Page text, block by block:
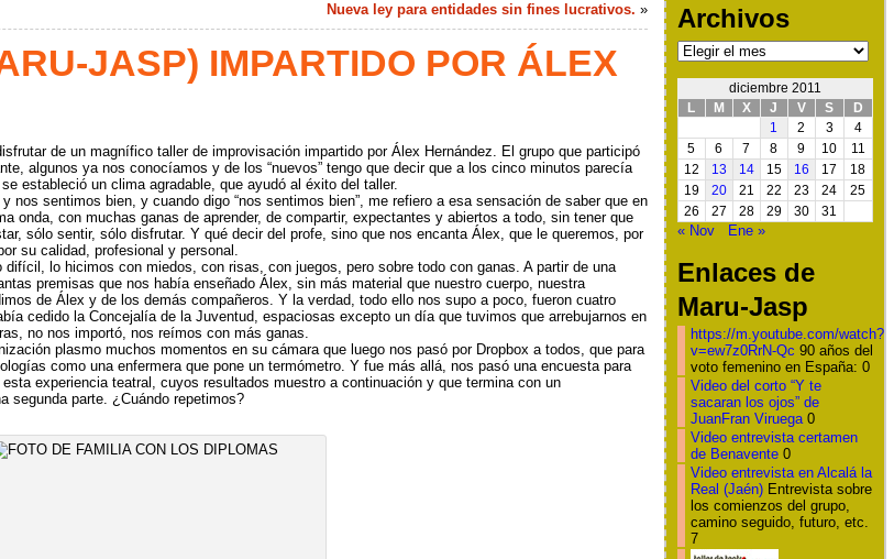
Nueva ley para entidades sin fines lucrativos. »
JASP) IMPARTIDO POR ÁLEX
de un magnífico taller de improvisación impartido por Álex Hernández. El grupo que participó
algunos ya nos conocíamos y de los “nuevos” tengo que decir que a los cinco minutos parecía
estableció un clima agradable, que ayudó al éxito del taller.
nos sentimos bien, y cuando digo “nos sentimos bien”, me refiero a esa sensación de saber que en
onda, con muchas ganas de aprender, de compartir, expectantes y abiertos a todo, sin tener que
sólo sentir, sólo disfrutar. Y qué decir del profe, sino que nos encanta Álex, que le queremos, por
su calidad, profesional y personal.
lo hicimos con miedos, con risas, con juegos, pero sobre todo con ganas. A partir de una
premisas que nos había enseñado Álex, sin más material que nuestro cuerpo, nuestra
de Álex y de los demás compañeros. Y la verdad, todo ello nos supo a poco, fueron cuatro
cedido la Concejalía de la Juventud, espaciosas excepto un día que tuvimos que arrebujarnos en
no nos importó, nos reímos con más ganas.
plasmo muchos momentos en su cámara que luego nos pasó por Dropbox a todos, que para
como una enfermera que pone un termómetro. Y fue más allá, nos pasó una encuesta para
experiencia teatral, cuyos resultados muestro a continuación y que termina con un
segunda parte. ¿Cuándo repetimos?
Archivos
Archivos
diciembre 2011
L
M X J V S
D
1
2 3
4
5
6 7 8 9 10
11
12
13 14 15 16 17
18
19
20 21 22 23 24
25
26
27 28 29 30 31
« Nov Ene »
Enlaces de
Maru-Jasp
https://m.youtube.com/watch?
v=ew7z0RrN-Qc 90 años del
voto femenino en España: 0
Video del corto “Y te
sacaran los ojos” de
JuanFran Viruega0
Video entrevista certamen
de Benavente0
Video entrevista en Alcalá la
Real (Jaén)Entrevista sobre
los comienzos del grupo,
camino seguido, futuro, etc.
7